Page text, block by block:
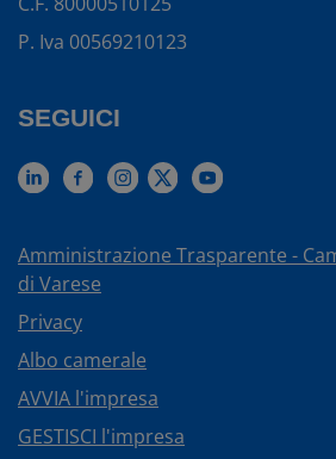
P. Iva 00569210123
SEGUICI
Amministrazione Trasparente -
di Varese
Privacy
Albo camerale
AVVIA l'impresa
GESTISCI l'impresa